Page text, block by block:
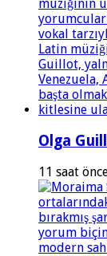
Olga
11 saat